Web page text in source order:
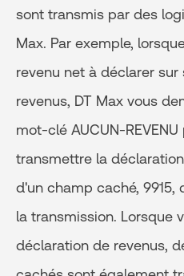
sont transmis par des
Max. Par exemple,
revenu net à déclarer
revenus, DT Max vous
mot-clé AUCUN-
transmettre la
d'un champ caché,
la transmission. Lorsque
déclaration de revenus,